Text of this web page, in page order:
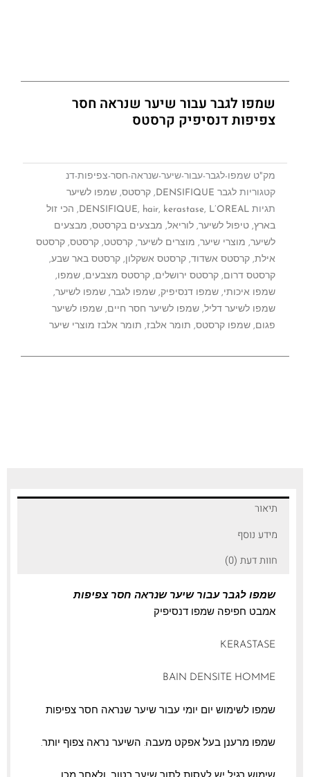
שמפו לגבר עבור שיער שנראה חסר
צפיפות דנסיפיק קרסטס
מק"ט שמפו-לגבר-עבור-שיער-שנראה-חסר-צפיפות-דנ
קטגוריות לגבר DENSIFIQUE , קרסטס, שמפו לשיער
תגיות
DENSIFIQUE, hair, kerastase, L’OREAL
, הכי זול
בארץ, טיפול לשיער, לוריאל, מבצעים בקרסטס, מבצעים
לשיער, מוצרי שיער, מוצרים לשיער, קרסטט, קרסטס, קרסטס
אילת, קרסטס אשדוד, קרסטס אשקלון, קרסטס באר שבע,
קרסטס דרום, קרסטס ירושלים, קרסטס מצבעים, שמפו,
שמפו איכותי, שמפו דנסיפיק, שמפו לגבר, שמפו לשיער,
שמפו לשיער דליל, שמפו לשיער חסר חיים, שמפו לשיער
פגום, שמפו קרסטס, תומר אלבז, תומר אלבז מוצרי שיער
תיאור
מידע נוסף
חוות דעת (0)
שמפו לגבר עבור שיער שנראה חסר צפיפות
אמבט חפיפה שמפו דנסיפיק
KERASTASE
BAIN DENSITE HOMME
שמפו לשימוש יום יומי עבור שיער שנראה חסר צפיפות
שמפו מרענן בעל אפקט מעבה. השיער נראה צפוף יותר.